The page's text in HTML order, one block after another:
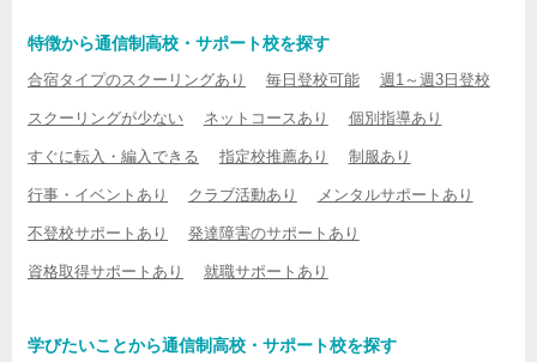
特徴から通信制高校・サポート校を探す
合宿タイプのスクーリングあり 毎日登校可能 週1～週3日登校
スクーリングが少ない ネットコースあり 個別指導あり
すぐに転入・編入できる 指定校推薦あり 制服あり
行事・イベントあり クラブ活動あり メンタルサポートあり
不登校サポートあり 発達障害のサポートあり
資格取得サポートあり 就職サポートあり
学びたいことから通信制高校・サポート校を探す